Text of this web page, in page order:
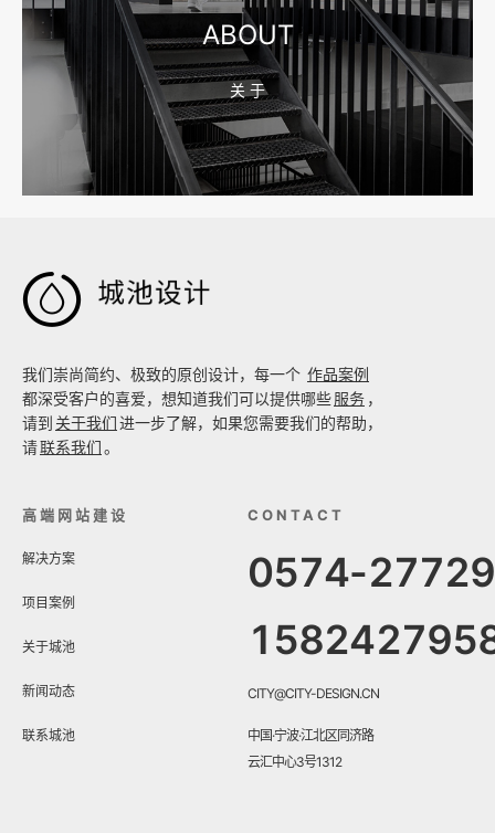
2026-08-02 17:58:44
工厂短视频拍摄后，怎样放进官网帮助客户判断实力
ABOUT
关 于

我们崇尚简约、极致的原创设计，每一个 作品案例
都深受客户的喜爱，想知道我们可以提供哪些服务 ，
请到 关于我们进一步了解，如果您需要我们的帮助，
请联系我们。
高端网站建设
解决方案
项目案例
关于城池
新闻动态
联系城池
CONTACT
0574-
CITY@CITY-DESIGN.CN
中国·宁波·江北区同济路
云汇中心3号1312